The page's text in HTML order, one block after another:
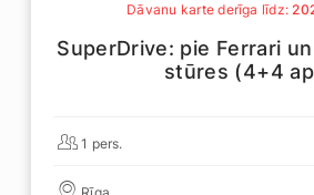
Dāvanu karte derīga līdz:
SuperDrive: pie Ferrari
stūres (4+4
1 pers.